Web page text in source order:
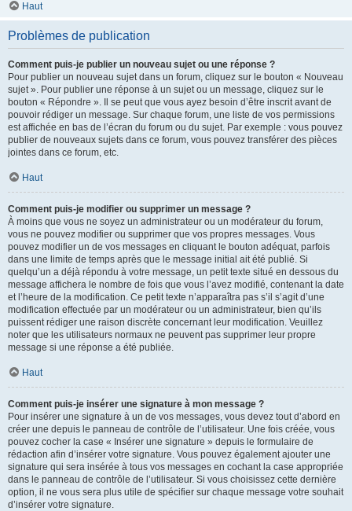
Haut
Problèmes de publication
Comment puis-je publier un nouveau sujet ou une réponse ?
Pour publier un nouveau sujet dans un forum, cliquez sur le bouton « Nouveau
sujet ». Pour publier une réponse à un sujet ou un message, cliquez sur le
bouton « Répondre ». Il se peut que vous ayez besoin d’être inscrit avant de
pouvoir rédiger un message. Sur chaque forum, une liste de vos permissions
est affichée en bas de l’écran du forum ou du sujet. Par exemple : vous pouvez
publier de nouveaux sujets dans ce forum, vous pouvez transférer des pièces
jointes dans ce forum, etc.
Haut
Comment puis-je modifier ou supprimer un message ?
À moins que vous ne soyez un administrateur ou un modérateur du forum,
vous ne pouvez modifier ou supprimer que vos propres messages. Vous
pouvez modifier un de vos messages en cliquant le bouton adéquat, parfois
dans une limite de temps après que le message initial ait été publié. Si
quelqu’un a déjà répondu à votre message, un petit texte situé en dessous du
message affichera le nombre de fois que vous l’avez modifié, contenant la date
et l’heure de la modification. Ce petit texte n’apparaîtra pas s’il s’agit d’une
modification effectuée par un modérateur ou un administrateur, bien qu’ils
puissent rédiger une raison discrète concernant leur modification. Veuillez
noter que les utilisateurs normaux ne peuvent pas supprimer leur propre
message si une réponse a été publiée.
Haut
Comment puis-je insérer une signature à mon message ?
Pour insérer une signature à un de vos messages, vous devez tout d’abord en
créer une depuis le panneau de contrôle de l’utilisateur. Une fois créée, vous
pouvez cocher la case « Insérer une signature » depuis le formulaire de
rédaction afin d’insérer votre signature. Vous pouvez également ajouter une
signature qui sera insérée à tous vos messages en cochant la case appropriée
dans le panneau de contrôle de l’utilisateur. Si vous choisissez cette dernière
option, il ne vous sera plus utile de spécifier sur chaque message votre souhait
d’insérer votre signature.